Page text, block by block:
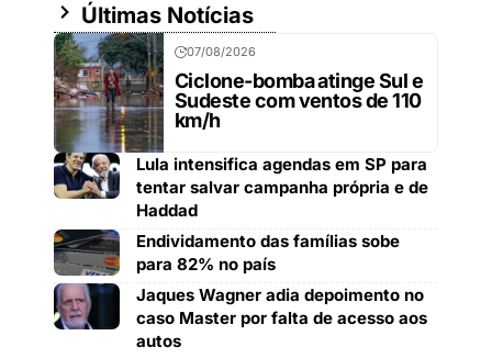
Últimas Notícias
07/08/2026
Ciclone-bomba atinge Sul e
Sudeste com ventos de 110
km/h
Lula intensifica agendas em SP para
tentar salvar campanha própria e de
Haddad
Endividamento das famílias sobe
para 82% no país
Jaques Wagner adia depoimento no
caso Master por falta de acesso aos
autos